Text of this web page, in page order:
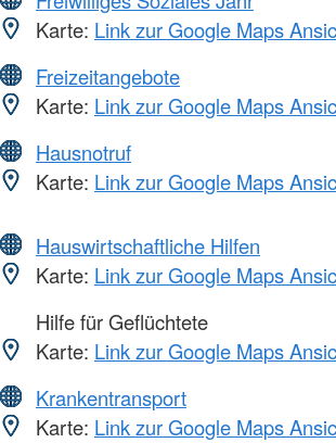
Karte: Link zur Google Maps
Freizeitangebote
Karte: Link zur Google Maps
Hausnotruf
Karte: Link zur Google Maps
Hauswirtschaftliche Hilfen
Karte: Link zur Google Maps
Hilfe für Geflüchtete
Karte: Link zur Google Maps
Krankentransport
Karte: Link zur Google Maps